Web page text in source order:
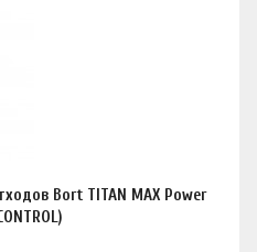
Bort TITAN MAX Power